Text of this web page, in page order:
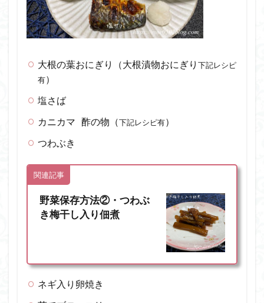
大根の葉おにぎり（大根漬物おにぎり 下記レシピ
有）
塩さば
カニカマ 酢の物（ 下記レシピ有）
つわぶき
関連記事
野菜保存方法②・つわぶ
き梅干し入り佃煮
ネギ入り卵焼き